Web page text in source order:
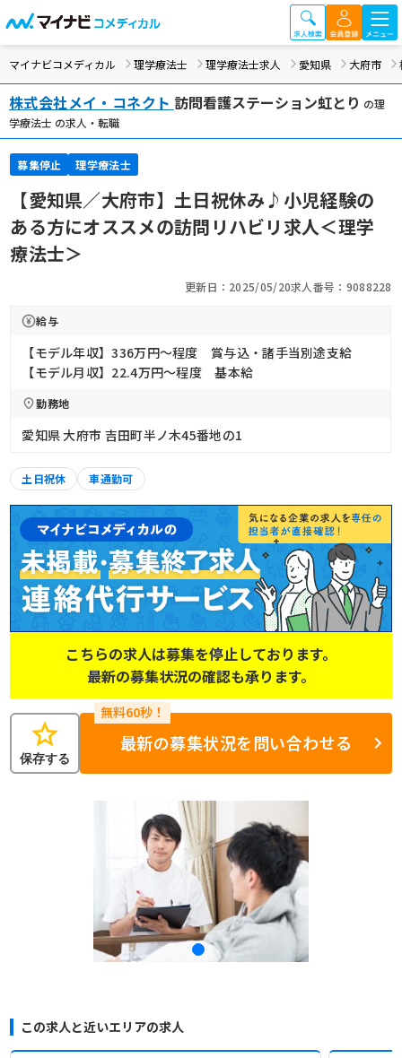
マイナビコメディカル 理学療法士 理学療法士求人 愛知県 大府市
株式会社メイ・コネクト 訪問看護ステーション虹とり の理
学療法士 の求人・転職
募集停止 理学療法士
【愛知県／大府市】土日祝休み♪小児経験の
ある方にオススメの訪問リハビリ求人＜理学
療法士＞
更新日：2025/05/20求人番号：9088228
給与
【モデル年収】336万円〜程度 賞与込・諸手当別途支給
【モデル月収】22.4万円〜程度 基本給
勤務地
愛知県 大府市 吉田町半ノ木45番地の1
土日祝休 車通勤可
こちらの求人は募集を停止しております。
最新の募集状況の確認も承ります。
star
保存する
最新の募集状況を問い合わせる
この求人と近いエリアの求人